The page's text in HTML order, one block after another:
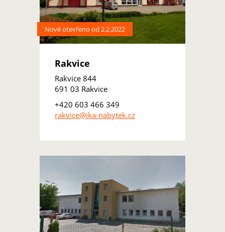
Nově otevřeno od 2.2.2022
Rakvice
Rakvice 844
691 03 Rakvice
+420 603 466 349
rakvice@ika-nabytek.cz